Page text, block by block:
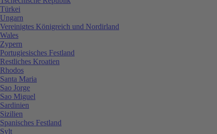
Türkei
Ungarn
Vereinigtes Königreich und Nordirland
Wales
Zypern
Portugiesisches Festland
Restliches Kroatien
Rhodos
Santa Maria
Sao Jorge
Sao Miguel
Sardinien
Sizilien
Spanisches Festland
Sylt